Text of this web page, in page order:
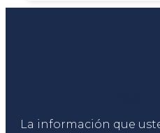
La información que